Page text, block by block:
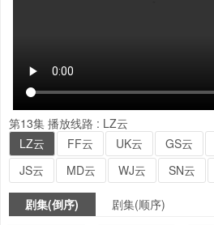
第13集 播放线路 : LZ云
LZ云
FF云 UK云 GS云
JS云
MD云 WJ云 SN云
剧集(倒序) 剧集(顺序)